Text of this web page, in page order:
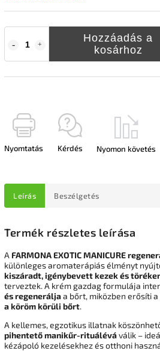
Hozzáadás a
kosárhoz
Nyomtatás Kérdés Nyomon követés
Leírás Beszélgetés
Termék részletes leírása
A FARMONA EXOTIC MANICURE
különleges aromaterápiás élményt
kiszáradt, igénybevett kezek és
terveztek. A krém gazdag formulája
és regeneráljaa bőrt, miközben erősíti
a köröm körüli bőrt.
A kellemes, egzotikus illatnak
pihentető manikűr-rituáléváválik –
kézápoló kezelésekhez és otthoni